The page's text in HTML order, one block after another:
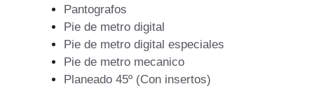
Pantografos
Pie de metro digital
Pie de metro digital especiales
Pie de metro mecanico
Planeado 45º (Con insertos)